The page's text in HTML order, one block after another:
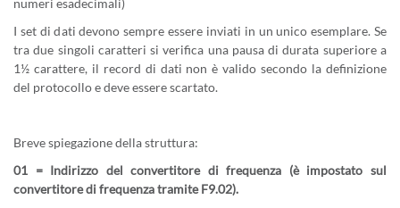
numeri esadecimali)
I set di dati devono sempre essere inviati in un unico esemplare. Se
tra due singoli caratteri si verifica una pausa di durata superiore a
1½ carattere, il record di dati non è valido secondo la definizione
del protocollo e deve essere scartato.
Breve spiegazione della struttura:
01 = Indirizzo del convertitore di frequenza (è impostato sul
convertitore di frequenza tramite F9.02).